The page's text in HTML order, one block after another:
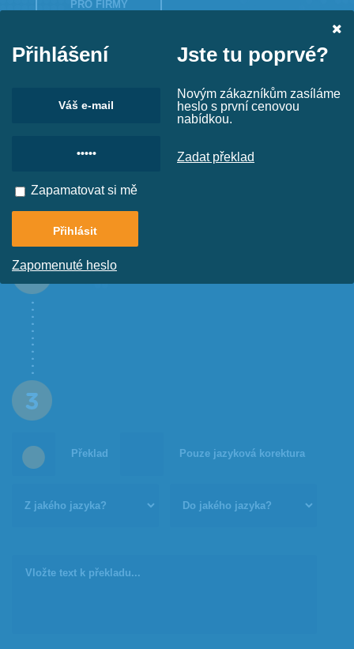
PRO FIRMY
PRO JEDNOTLIVCE
Překlad Pouze jazyková korektura
Přihlášení
Zapamatovat si mě
Zapomenuté heslo
Jste tu poprvé?
Novým zákazníkům zasíláme
heslo s první cenovou
nabídkou.
Zadat překlad